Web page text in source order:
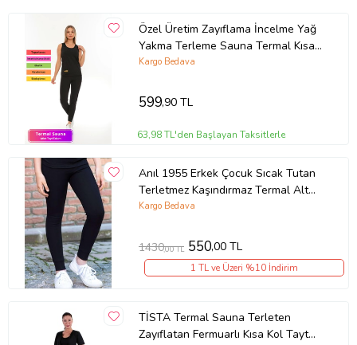
Bizi Tercih Ettiğiniz İçin TEŞEKKÜR Ederiz.
Ds İç Giyim..
Ürün Kodu:kcm67316926
Özel Üretim Zayıflama İncelme Yağ
Yakma Terleme Sauna Termal Kısa
Kollu Kadın Atlet Tayt Takım
Kargo Bedava
599,90 TL
63,98 TL'den Başlayan Taksitlerle
Anıl 1955 Erkek Çocuk Sıcak Tutan
Terletmez Kaşındırmaz Termal Alt
İçlik
Kargo Bedava
1430,00 TL 550,00 TL
1 TL ve Üzeri %10 İndirim
TİSTA Termal Sauna Terleten
Zayıflatan Fermuarlı Kısa Kol Tayt